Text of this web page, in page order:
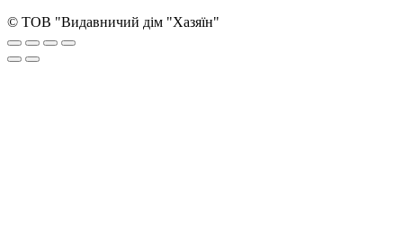
© ТОВ "Видавничий дім "Хазяїн"